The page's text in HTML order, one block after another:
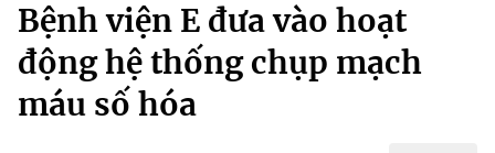
Chuyên mục
Chính trị
Pháp luật
Thể thao
Truyền hình
Bệnh viện E đưa vào hoạt
động hệ thống chụp mạch
máu số hóa